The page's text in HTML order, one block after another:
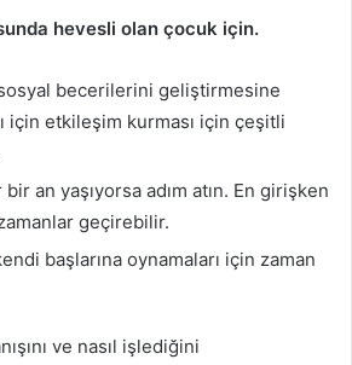
hevesli olan çocuk için.
becerilerini geliştirmesine
için etkileşim kurması için çeşitli
an yaşıyorsa adım atın. En girişken
geçirebilir.
başlarına oynamaları için zaman
ve nasıl işlediğini